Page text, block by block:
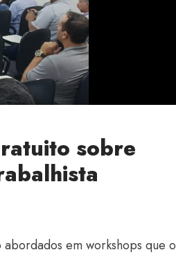
sobre
em workshops que o